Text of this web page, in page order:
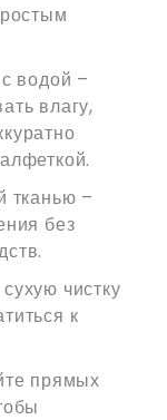
водой –
влагу,
тканью –
без
чистку
к
прямых